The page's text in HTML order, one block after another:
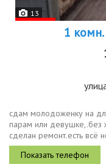
13
1
сдам молодоженку на
парам или девушке,.без
сделан ремонт.есть всё
5000р.